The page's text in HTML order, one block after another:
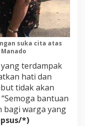
suka cita atas
terdampak
hati dan
tidak akan
bantuan
bagi warga yang
*)